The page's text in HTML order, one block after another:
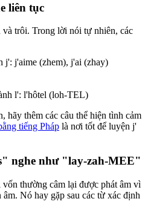
liên tục
và trôi. Trong lời nói tự nhiên, các
j': j'aime (zhem), j'ai (zhay)
l': l'hôtel (loh-TEL)
hãy thêm các câu thể hiện tình cảm
tiếng Pháp là nơi tốt để luyện j'
nghe như "lay-zah-MEE"
thường câm lại được phát âm vì
Nó hay gặp sau các từ xác định